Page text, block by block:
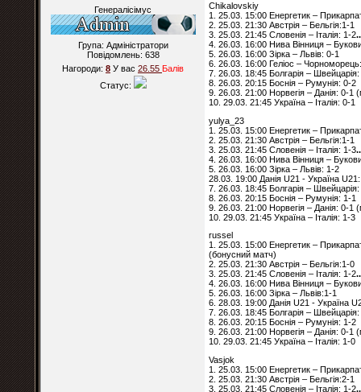
Генералісімус
Група: Адміністратори
Повідомлень: 638
Нагороди: 8 У вас 26.55 Балiв
Статус:
Chikalovskiy
1. 25.03. 15:00 Енергетик –
2. 25.03. 21:30 Австрія – Бельгія:1-1
3. 25.03. 21:45 Словенія – Італія: 1-2
4. 26.03. 16:00 Нива Вінниця –
5. 26.03. 16:00 Зірка – Львів: 0-1
6. 26.03. 16:00 Геліос –
7. 26.03. 18:45 Болгарія –
8. 26.03. 20:15 Боснія – Румунія: 0-2
9. 26.03. 21:00 Норвегія – Данія: 0-1
10. 29.03. 21:45 Україна – Італія: 0-1
yulya_23
1. 25.03. 15:00 Енергетик –
2. 25.03. 21:30 Австрія – Бельгія:1-1
3. 25.03. 21:45 Словенія – Італія: 1-3
4. 26.03. 16:00 Нива Вінниця –
5. 26.03. 16:00 Зірка – Львів: 1-2
28.03. 19:00 Данія U21 - Україна
7. 26.03. 18:45 Болгарія –
8. 26.03. 20:15 Боснія – Румунія: 1-1
9. 26.03. 21:00 Норвегія – Данія: 0-1
10. 29.03. 21:45 Україна – Італія: 1-3
russel
1. 25.03. 15:00 Енергетик –
(бонусний матч)
2. 25.03. 21:30 Австрія – Бельгія:1-0
3. 25.03. 21:45 Словенія – Італія: 1-2
4. 26.03. 16:00 Нива Вінниця –
5. 26.03. 16:00 Зірка – Львів:1-1
6. 28.03. 19:00 Данія U21 - Україна
7. 26.03. 18:45 Болгарія –
8. 26.03. 20:15 Боснія – Румунія: 1-2
9. 26.03. 21:00 Норвегія – Данія: 0-1
10. 29.03. 21:45 Україна – Італія: 1-0
Vasjok
1. 25.03. 15:00 Енергетик –
2. 25.03. 21:30 Австрія – Бельгія:2-1
3. 25.03. 21:45 Словенія – Італія: 1-2